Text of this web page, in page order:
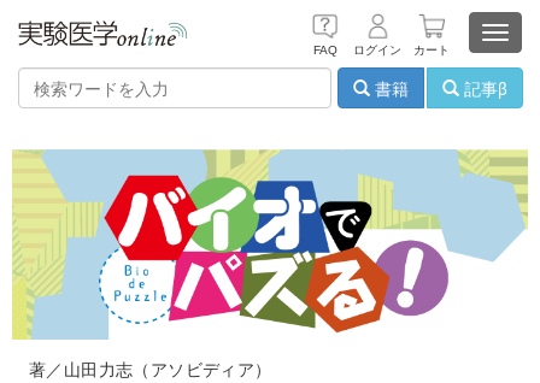
FAQ ログイン カート
書籍
記事β
著／山田力志（アソビディア）